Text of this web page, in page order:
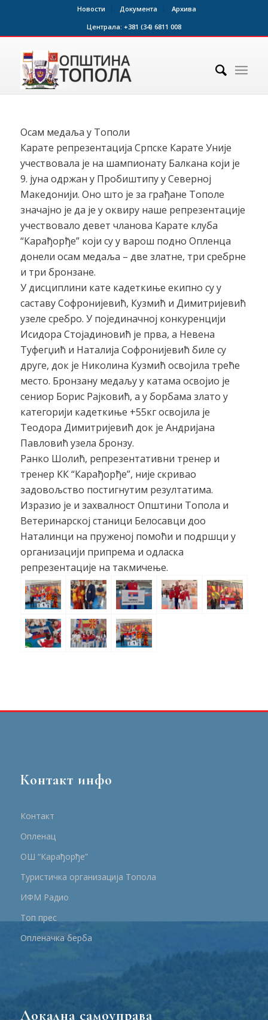
Новости Документа
Архива
Централа: +381 (34) 6811 008
Осам медаља у Тополи
Карате репрезентација Српске Карате Уније
учествовала је на шампионату Балкана који је
9. јуна одржан у Пробиштипу у Северној
Македонији. Оно што је за грађане Тополе
значајно је да је у оквиру наше репрезентације
учествовало девет чланова Карате клуба
“Карађорђе” који су у варош подно Опленца
донели осам медаља – две златне, три сребрне
и три бронзане.
У дисциплини кате кадеткиње екипно су у
саставу Софронијевић, Кузмић и Димитријевић
узеле сребро. У појединачној конкуренцији
Исидора Стојадиновић је прва, а Невена
Туфегџић и Наталија Софронијевић биле су
друге, док је Николина Кузмић освојила треће
место. Бронзану медаљу у катама освојио је
сениор Борис Рајковић, а у борбама злато у
категорији кадеткиње +55кг освојила је
Теодора Димитријевић док је Андријана
Павловић узела бронзу.
Ранко Шолић, репрезентативни тренер и
тренер КК “Карађорђе”, није скривао
задовољство постигнутим резултатима.
Изразио је и захвалност Општини Топола и
Ветеринарској станици Белосавци доо
Наталинци на пруженој помоћи и подршци у
организацији припрема и одласка
репрезентације на такмичење.
Контакт инфо
Контакт
Опленац
ОШ “Карађорђе”
Туристичка организација Топола
ИФМ Радио
Топ прес
Опленачка берба
Локална самоуправа